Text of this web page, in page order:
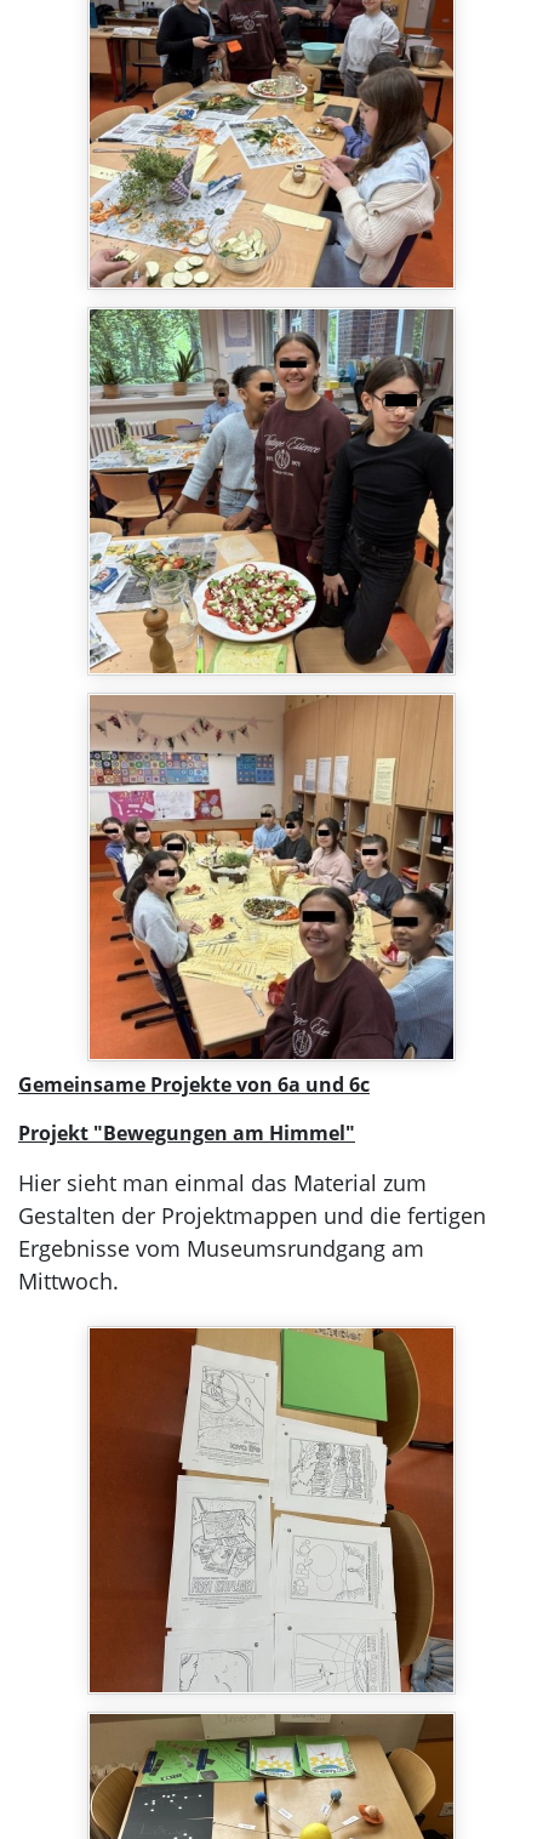
Gemeinsame Projekte von 6a und 6c
Projekt "Bewegungen am Himmel"
Hier sieht man einmal das Material zum
Gestalten der Projektmappen und die fertigen
Ergebnisse vom Museumsrundgang am
Mittwoch.